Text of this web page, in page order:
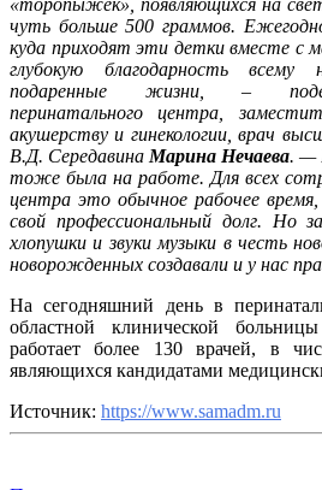
чуть больше 500 граммов.
куда приходят эти детки вместе с
глубокую благодарность всему
подаренные жизни, –
перинатального центра,
акушерству и гинекологии, врач
В.Д. Середавина Марина Нечаева. —
тоже была на работе. Для всех
центра это обычное рабочее
свой профессиональный долг. Но
хлопушки и звуки музыки в честь
новорожденных создавали и у нас
На сегодняшний день в
областной клинической
работает более 130 врачей, в
являющихся кандидатами
Источник: https://www.samadm.ru